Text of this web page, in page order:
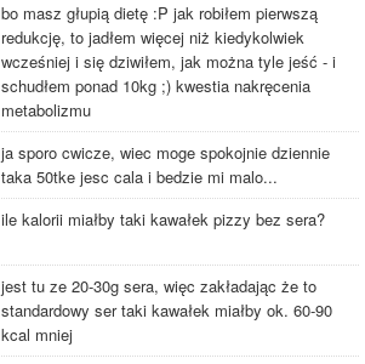
bo masz głupią dietę :P jak robiłem pierwszą
redukcję, to jadłem więcej niż kiedykolwiek
wcześniej i się dziwiłem, jak można tyle jeść - i
schudłem ponad 10kg ;) kwestia nakręcenia
metabolizmu
ja sporo cwicze, wiec moge spokojnie dziennie
taka 50tke jesc cala i bedzie mi malo...
ile kalorii miałby taki kawałek pizzy bez sera?
jest tu ze 20-30g sera, więc zakładając że to
standardowy ser taki kawałek miałby ok. 60-90
kcal mniej